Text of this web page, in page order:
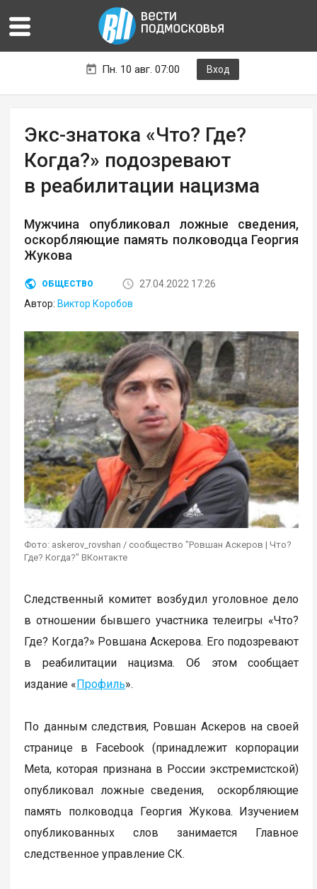
Пн. 10 авг. 07:00 Вход
Экс-знатока «Что? Где?
Когда?» подозревают
в реабилитации нацизма
Мужчина опубликовал ложные сведения,
оскорбляющие память полководца Георгия
Жукова
ОБЩЕСТВО
27.04.2022 17:26
Автор: Виктор Коробов
Фото: askerov_rovshan / сообщество "Ровшан Аскеров | Что?
Где? Когда?" ВКонтакте
Следственный комитет возбудил уголовное дело
в отношении бывшего участника телеигры «Что?
Где? Когда?» Ровшана Аскерова. Его подозревают
в реабилитации нацизма. Об этом сообщает
издание «Профиль».
По данным следствия, Ровшан Аскеров на своей
странице в Facebook (принадлежит корпорации
Meta, которая признана в России экстремистской)
опубликовал ложные сведения, оскорбляющие
память полководца Георгия Жукова. Изучением
опубликованных слов занимается Главное
следственное управление СК.